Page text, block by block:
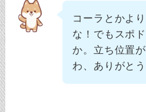
コーラとかよ
な！でもスポ
か。立ち位置
わ、ありがとう